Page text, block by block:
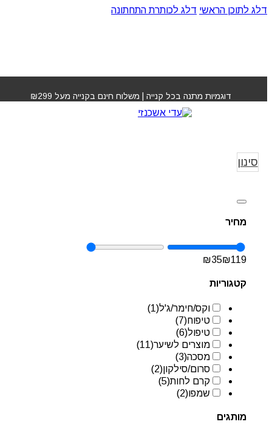
דלג לתוכן הראשי דלג לכותרת התחתונה
דוגמיות מתנה בכל קנייה | משלוח חינם בקנייה מעל ₪299
מון פלטין Mon Platin
סינון
מחיר
₪35₪119
קטגוריות
וקס/חימר/ג'ל(1)
טיפוח(7)
טיפול(6)
מוצרים לשיער(11)
מסכה(3)
סרום/סילקון(2)
קרם לחות(5)
שמפו(2)
מותגים